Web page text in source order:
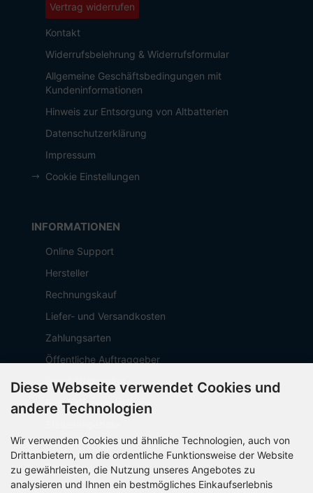
Vertrag widerrufen
Kontakt
Widerrufsbelehrung & Widerrufsformular
Allgemeine Geschäftsbedingungen mit
Kundeninformationen
Hinweis zur Entsorgung von Altbatterien
Datenschutzerklärung
Impressum
Cookie Einstellungen
INFORMATIONEN
Online Support
Hersteller
Rechnungskauf
Liefer- und Versandkosten
Zahlungsarten
Öffentliche Auftraggeber
Geschäftskunden
Beschaffungsplattform
Über OCTO IT
Sitemap
Diese Webseite verwendet Cookies und
andere Technologien
Wir verwenden Cookies und ähnliche Technologien, auch von
Drittanbietern, um die ordentliche Funktionsweise der Website
zu gewährleisten, die Nutzung unseres Angebotes zu
analysieren und Ihnen ein bestmögliches Einkaufserlebnis